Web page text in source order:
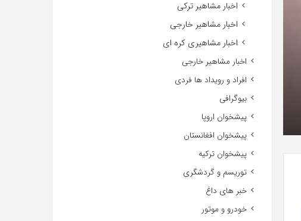
اخبار مشاهیر ترکی
اخبار مشاهیر خارجی
اخبار مشاهیری کره ای
اخبار مشاهیر خارجی
افراد و رویداد ها فردی
بیوگرافی
پیشخوان اروپا
پیشخوان افغانستان
پیشخوان ترکیه
توریسم و گردشگری
خبر های داغ
خودرو و موتور